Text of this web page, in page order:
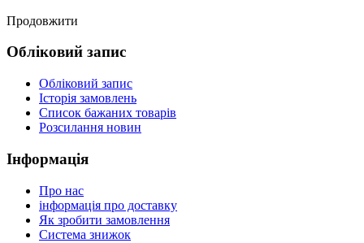
Продовжити
Обліковий запис
Обліковий запис
Історія замовлень
Список бажаних товарів
Розсилання новин
Інформація
Про нас
інформація про доставку
Як зробити замовлення
Система знижок